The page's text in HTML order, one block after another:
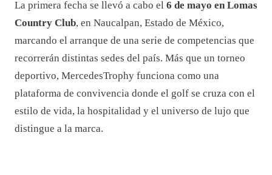
La primera fecha se llevó a cabo el 6 de mayo en Lomas
Country Club, en Naucalpan, Estado de México,
marcando el arranque de una serie de competencias que
recorrerán distintas sedes del país. Más que un torneo
deportivo, MercedesTrophy funciona como una
plataforma de convivencia donde el golf se cruza con el
estilo de vida, la hospitalidad y el universo de lujo que
distingue a la marca.